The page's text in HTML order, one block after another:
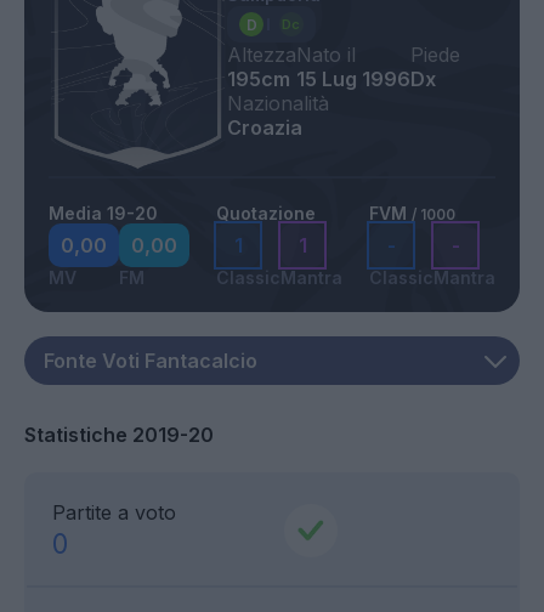
Altezza
195cm
Nato il
15 Lug 1996
Piede
Dx
Nazionalità
Croazia
Media 19-20
0,00
MV
0,00
FM
Quotazione
1
Classic
1
Mantra
FVM / 1000
-
Classic
-
Mantra
Statistiche 2019-20
Partite a voto
0